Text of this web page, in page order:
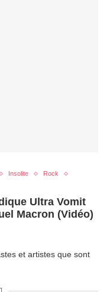
Insolite
Rock
Ultra Vomit
Macron (Vidéo)
et artistes que sont